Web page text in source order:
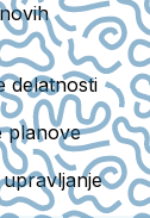
delatnosti
planove